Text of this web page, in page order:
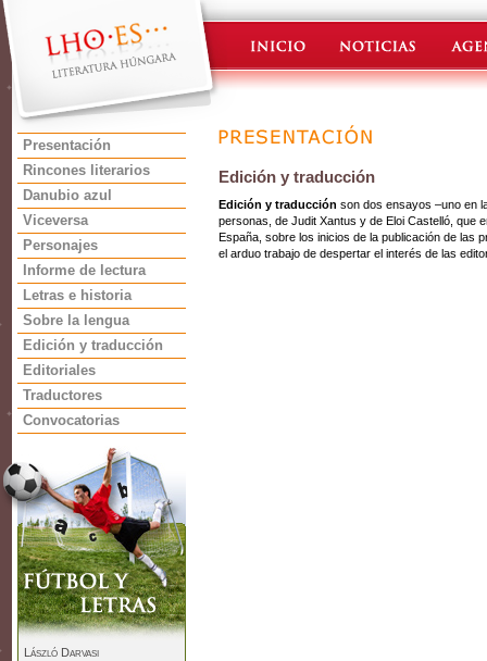
Presentación
Rincones literarios
Danubio azul
Viceversa
Personajes
Informe de lectura
Letras e historia
Sobre la lengua
Edición y traducción
Editoriales
Traductores
Convocatorias
László Darvasi
Edición y traducción
Edición y traducción son dos ensayos –uno en
personas, de Judit Xantus y de Eloi Castelló, que
España, sobre los inicios de la publicación de las
el arduo trabajo de despertar el interés de las